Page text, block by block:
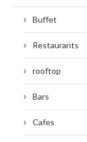
Buffet
Restaurants
rooftop
Bars
Cafes